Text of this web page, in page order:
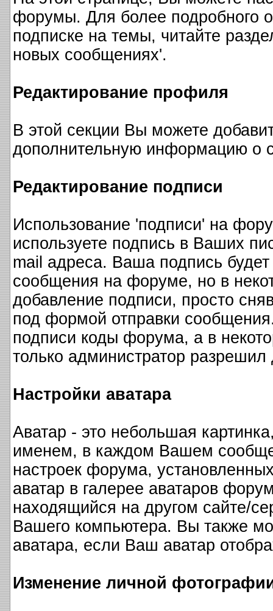
форумы. Для более подробного
подписке на темы, читайте
новых сообщениях'.
Редактирование профиля
В этой секции Вы можете
дополнительную информацию о
Редактирование подписи
Использование 'подписи' на
используете подпись в Ваших
mail адреса. Ваша подпись
сообщения на форуме, но в
добавление подписи, просто
под формой отправки
подписи коды форума, а в
только администратор
Настройки аватара
Аватар - это небольшая
именем, в каждом Вашем
настроек форума,
аватар в галерее аватаров
находящийся на другом сайте/
Вашего компьютера. Вы также
аватара, если Ваш аватар
Изменение личной